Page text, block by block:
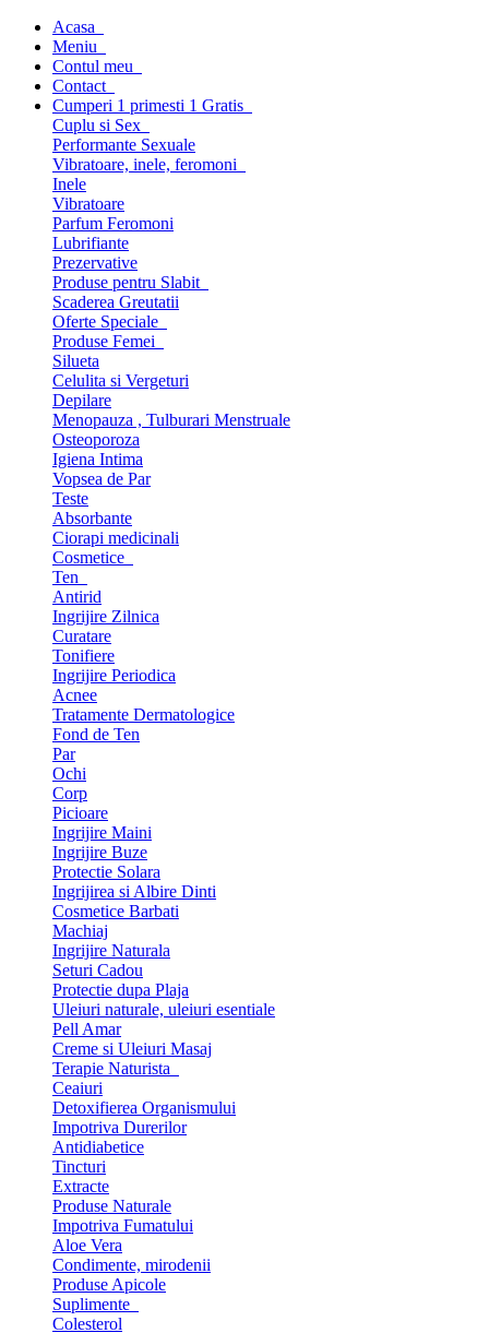
Acasa
Meniu
Contul meu
Contact
Cumperi 1 primesti 1 Gratis
Cuplu si Sex
Performante Sexuale
Vibratoare, inele, feromoni
Inele
Vibratoare
Parfum Feromoni
Lubrifiante
Prezervative
Produse pentru Slabit
Scaderea Greutatii
Oferte Speciale
Produse Femei
Silueta
Celulita si Vergeturi
Depilare
Menopauza , Tulburari Menstruale
Osteoporoza
Igiena Intima
Vopsea de Par
Teste
Absorbante
Ciorapi medicinali
Cosmetice
Ten
Antirid
Ingrijire Zilnica
Curatare
Tonifiere
Ingrijire Periodica
Acnee
Tratamente Dermatologice
Fond de Ten
Par
Ochi
Corp
Picioare
Ingrijire Maini
Ingrijire Buze
Protectie Solara
Ingrijirea si Albire Dinti
Cosmetice Barbati
Machiaj
Ingrijire Naturala
Seturi Cadou
Protectie dupa Plaja
Uleiuri naturale, uleiuri esentiale
Pell Amar
Creme si Uleiuri Masaj
Terapie Naturista
Ceaiuri
Detoxifierea Organismului
Impotriva Durerilor
Antidiabetice
Tincturi
Extracte
Produse Naturale
Impotriva Fumatului
Aloe Vera
Condimente, mirodenii
Produse Apicole
Suplimente
Colesterol